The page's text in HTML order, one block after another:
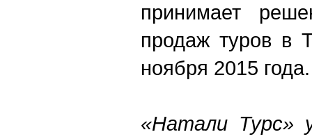
принимает
продаж туров в
ноября 2015
«Натали Турс»